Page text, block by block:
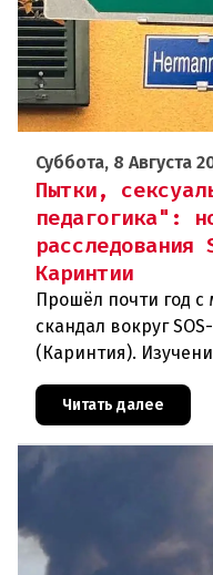
Суббота, 8 Августа
Пытки,
педагогика":
расследования
Каринтии
Прошёл почти год с
скандал вокруг
(Каринтия).
масштабное
Читать далее